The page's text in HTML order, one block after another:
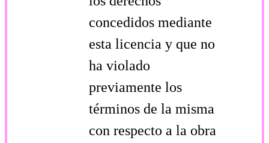
concedidos mediante
esta licencia y que no
ha violado
previamente los
términos de la misma
con respecto a la obra